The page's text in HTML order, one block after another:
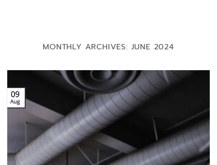
MONTHLY ARCHIVES: JUNE 2024
09
Aug